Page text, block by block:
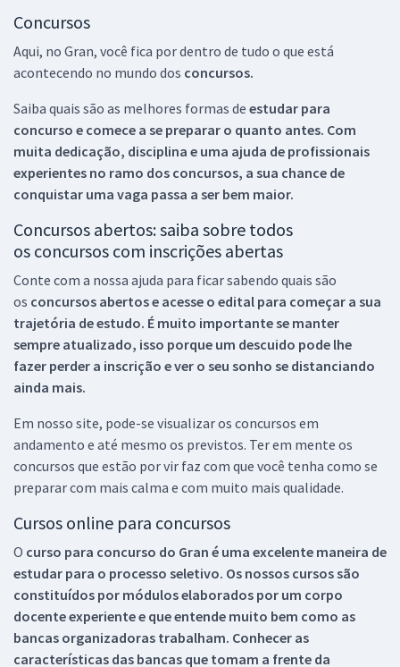
Concursos
Aqui, no Gran, você fica por dentro de tudo o que está
acontecendo no mundo dos concursos.
Saiba quais são as melhores formas de estudar para
concurso e comece a se preparar o quanto antes. Com
muita dedicação, disciplina e uma ajuda de profissionais
experientes no ramo dos concursos, a sua chance de
conquistar uma vaga passa a ser bem maior.
Concursos abertos: saiba sobre todos
os concursos com inscrições abertas
Conte com a nossa ajuda para ficar sabendo quais são
os concursos abertos e acesse o edital para começar a sua
trajetória de estudo. É muito importante se manter
sempre atualizado, isso porque um descuido pode lhe
fazer perder a inscrição e ver o seu sonho se distanciando
ainda mais.
Em nosso site, pode-se visualizar os concursos em
andamento e até mesmo os previstos. Ter em mente os
concursos que estão por vir faz com que você tenha como se
preparar com mais calma e com muito mais qualidade.
Cursos online para concursos
O curso para concurso do Gran é uma excelente maneira de
estudar para o processo seletivo. Os nossos cursos são
constituídos por módulos elaborados por um corpo
docente experiente e que entende muito bem como as
bancas organizadoras trabalham. Conhecer as
características das bancas que tomam a frente da